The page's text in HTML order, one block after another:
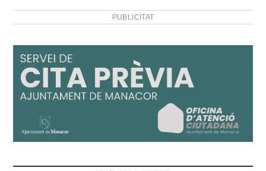
PUBLICITAT